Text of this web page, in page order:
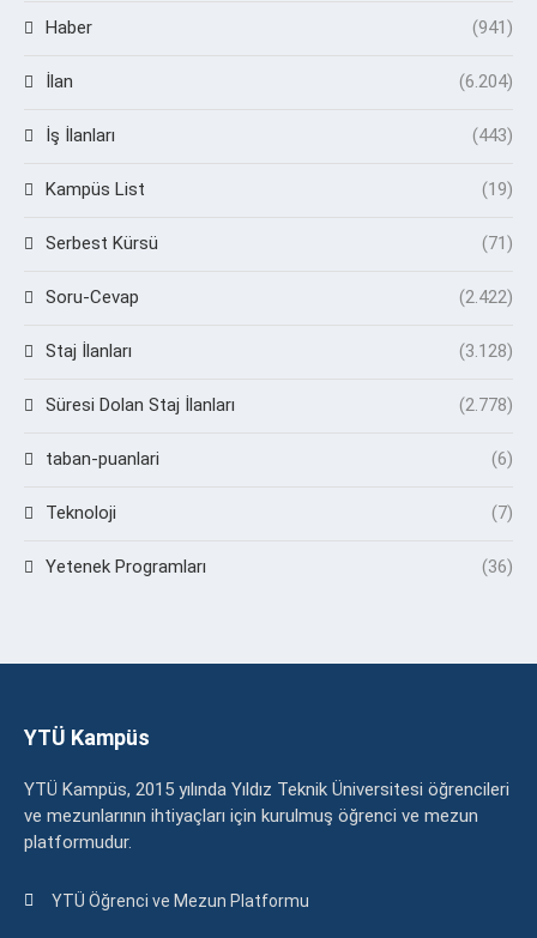
Haber (941)
İlan (6.204)
İş İlanları (443)
Kampüs List (19)
Serbest Kürsü (71)
Soru-Cevap (2.422)
Staj İlanları (3.128)
Süresi Dolan Staj İlanları (2.778)
taban-puanlari (6)
Teknoloji (7)
Yetenek Programları (36)
YTÜ Kampüs
YTÜ Kampüs, 2015 yılında Yıldız Teknik Üniversitesi öğrencileri
ve mezunlarının ihtiyaçları için kurulmuş öğrenci ve mezun
platformudur.
YTÜ Öğrenci ve Mezun Platformu